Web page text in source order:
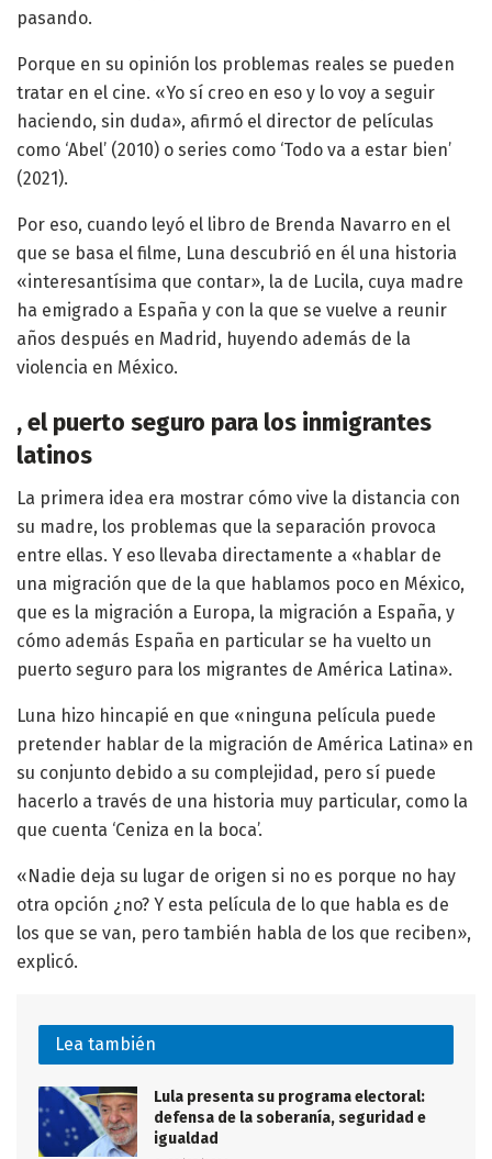
pasando.
Porque en su opinión los problemas reales se pueden
tratar en el cine. «Yo sí creo en eso y lo voy a seguir
haciendo, sin duda», afirmó el director de películas
como ‘Abel’ (2010) o series como ‘Todo va a estar bien’
(2021).
Por eso, cuando leyó el libro de Brenda Navarro en el
que se basa el filme, Luna descubrió en él una historia
«interesantísima que contar», la de Lucila, cuya madre
ha emigrado a España y con la que se vuelve a reunir
años después en Madrid, huyendo además de la
violencia en México.
, el puerto seguro para los inmigrantes
latinos
La primera idea era mostrar cómo vive la distancia con
su madre, los problemas que la separación provoca
entre ellas. Y eso llevaba directamente a «hablar de
una migración que de la que hablamos poco en México,
que es la migración a Europa, la migración a España, y
cómo además España en particular se ha vuelto un
puerto seguro para los migrantes de América Latina».
Luna hizo hincapié en que «ninguna película puede
pretender hablar de la migración de América Latina» en
su conjunto debido a su complejidad, pero sí puede
hacerlo a través de una historia muy particular, como la
que cuenta ‘Ceniza en la boca’.
«Nadie deja su lugar de origen si no es porque no hay
otra opción ¿no? Y esta película de lo que habla es de
los que se van, pero también habla de los que reciben»,
explicó.
Lea también
Lula presenta su programa electoral:
defensa de la soberanía, seguridad e
igualdad